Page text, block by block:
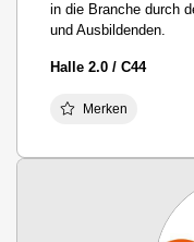
in die Branche durch
und Ausbildenden.
Halle 2.0 / C44
Merken